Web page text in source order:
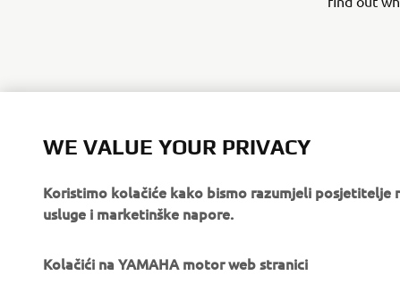
WE VALUE YOUR PRIVACY
Koristimo kolačiće kako bismo razumjeli posjetitelje
usluge i marketinške napore.
Kolačići na YAMAHA motor web stranici